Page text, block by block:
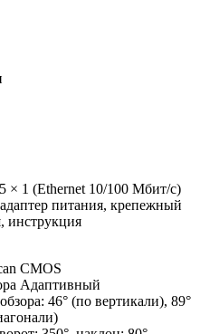
× 1 (Ethernet 10/100 Мбит/с)
питания, крепежный
инструкция
CMOS
Адаптивный
46° (по вертикали), 89°